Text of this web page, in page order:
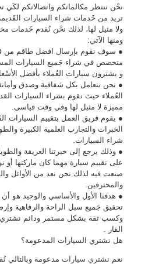
نحْن ننتظر مكالماتكم واتصالاتكم
تريد من خَدمات شراء السيارات
ولا مثيل لها، لذلك نحْن نُقدم خَدمات
ومنها الآتي:
● سوف نقوم بإرسال افضل طاقم من
متخصص في شراء جَميع السيارات
و يشترون سيارات العُملاء بأفضل
● نحن نتعامل بكل شفافية وصدق
العُملاء حيث نقوم بشراء السيارات
مميزة لا مثيل لها وفي وقت قياسي.
● يقوم فريق العمل بتقييم السيارات
الخبرات والتجارب العلمية الكبيرة
شراء السيارات.
● وذلك يرجع إلى خبرتنا العريقة
على تقييم سيارة مهما كان ماركتها أو
صنعت فيه لذلك نحن نعد من الأوائل
والمحترفين.
● هدفنا الأول والأساسي والوحيد هو
تحقيق جَميع سبل الراحة والرفاهية
وكسب ثقة بشكل مستمر ودائم نشتري
القار .
هل نشتري السيارات المدعومة؟
نعم نشتري سيارات مدعومة وبالتالي